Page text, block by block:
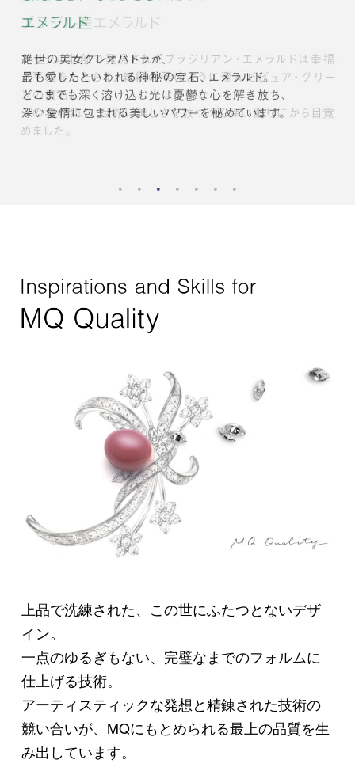
上品で洗練された、この世にふたつとないデザ
イン。
一点のゆるぎもない、完璧なまでのフォルムに
仕上げる技術。
アーティスティックな発想と精錬された技術の
競い合いが、 MQにもとめられる最上の品質を生
み出しています。